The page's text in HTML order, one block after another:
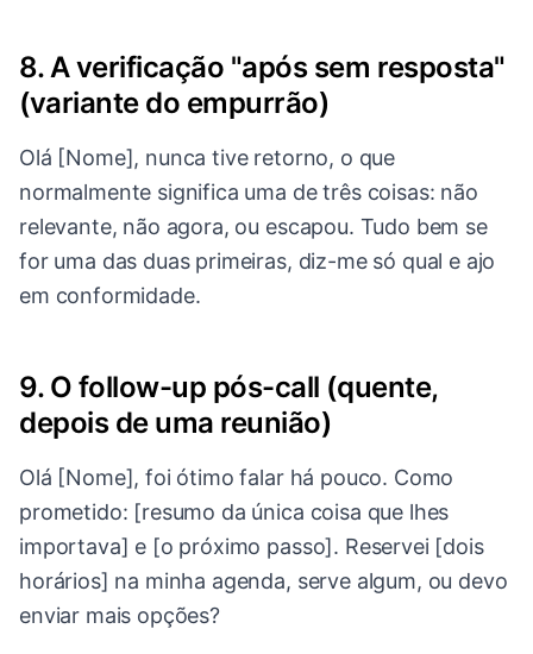
8. A verificação "após sem resposta"
(variante do empurrão)
Olá [Nome], nunca tive retorno, o que
normalmente significa uma de três coisas: não
relevante, não agora, ou escapou. Tudo bem se
for uma das duas primeiras, diz-me só qual e ajo
em conformidade.
9. O follow-up pós-call (quente,
depois de uma reunião)
Olá [Nome], foi ótimo falar há pouco. Como
prometido: [resumo da única coisa que lhes
importava] e [o próximo passo]. Reservei [dois
horários] na minha agenda, serve algum, ou devo
enviar mais opções?